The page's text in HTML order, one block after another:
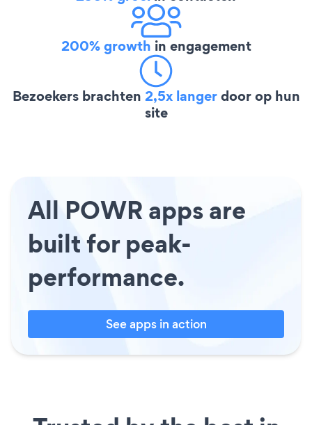
200% growth in engagement
Bezoekers brachten 2,5x langerdoor op hun
site
All POWR apps are
built for peak-
performance.
See apps in action